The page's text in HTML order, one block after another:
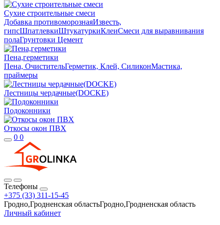
Сухие строительные смеси
Добавка противоморознаяИзвесть,
гипсШпатлевкиШтукатуркиКлеиСмеси для выравнивания
полаГрунтовки Цемент
Пена,герметики
Пена, ОчистительГерметик, Клей, СиликонМастика,
праймеры
Лестницы чердачные(DOCKE)
Подоконники
Откосы окон ПВХ
0 0
Телефоны
+375 (33) 311-15-45
Гродно,Гродненская областьГродно,Гродненская область
Личный кабинет